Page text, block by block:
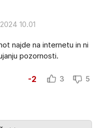
10.01
najde na internetu in ni
pozornosti.
-2 3 5